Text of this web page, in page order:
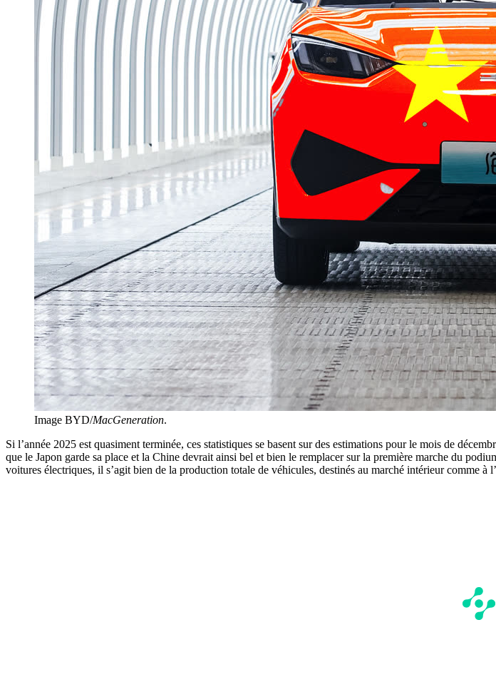
Image BYD/MacGeneration.
Si l’année 2025 est quasiment terminée, ces statistiques se basent sur des estimations pour le mois de
que le Japon garde sa place et la Chine devrait ainsi bel et bien le remplacer sur la première marche du
voitures électriques, il s’agit bien de la production totale de véhicules, destinés au marché intérieur comme à